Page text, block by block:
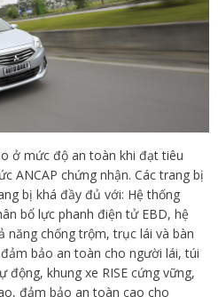
ở mức độ an toàn khi đạt tiêu
ANCAP chứng nhận. Các trang bị
bị khá đầy đủ với: Hệ thống
bổ lực phanh điện tử EBD, hệ
năng chống trộm, trục lái và bàn
bảo an toàn cho người lái, túi
động, khung xe RISE cứng vững,
đảm bảo an toàn cao cho